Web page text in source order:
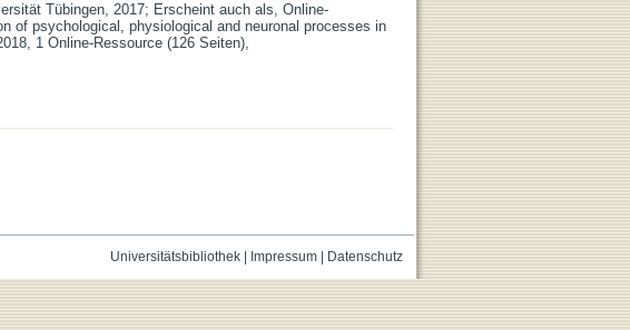
Tübingen, 2017; Erscheint auch als, Online-
of psychological, physiological and neuronal processes in
1 Online-Ressource (126 Seiten),
Universitätsbibliothek| Impressum| Datenschutz